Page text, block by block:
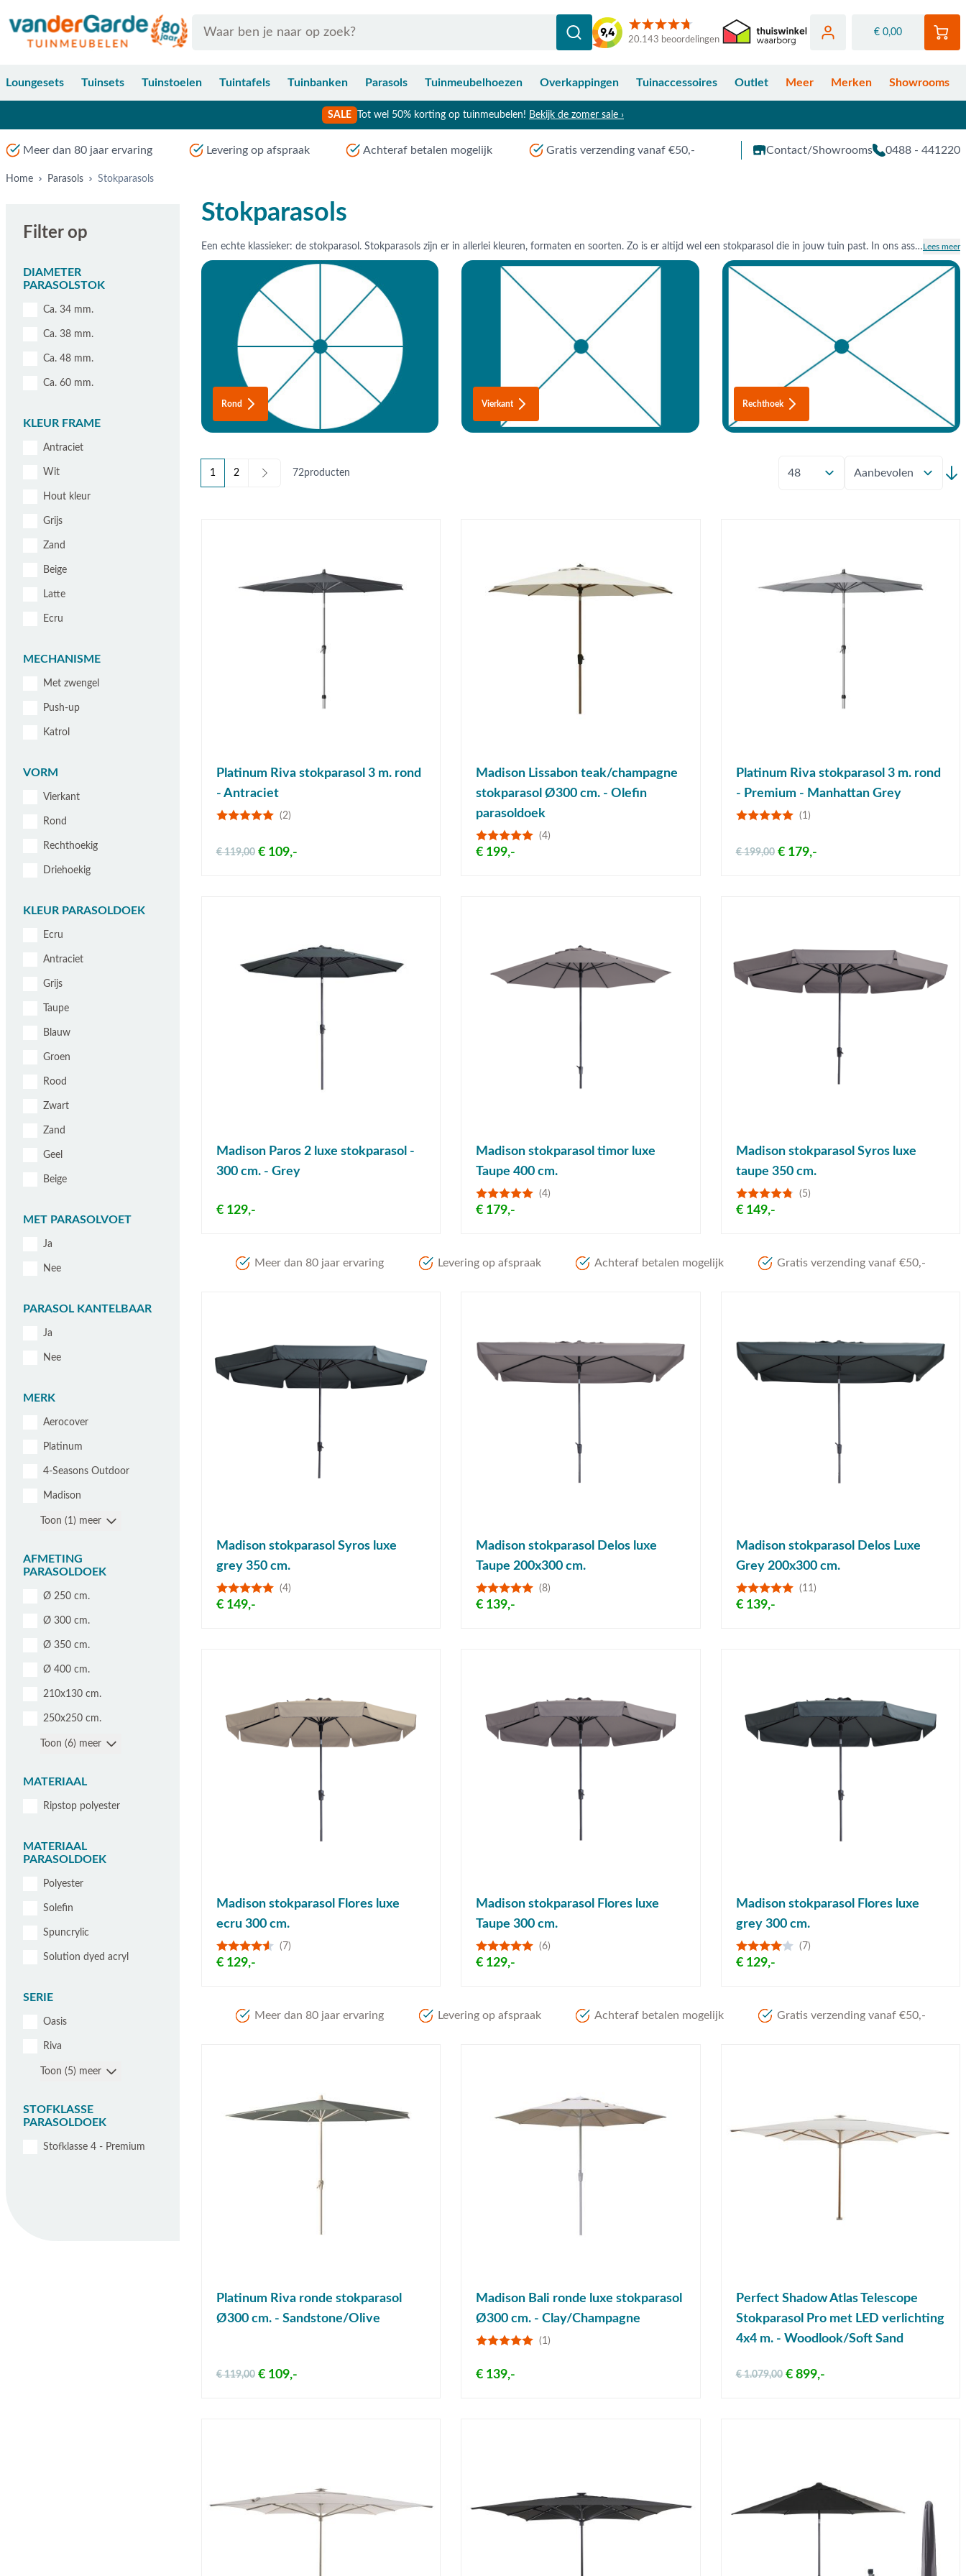
20.143 beoordelingen
€ 0,00
Loungesets Tuinsets Tuinstoelen Tuintafels Tuinbanken Parasols Tuinmeubelhoezen Overkappingen Tuinaccessoires Outlet Meer Merken Showrooms
SALE Tot wel 50% korting op tuinmeubelen! Bekijk de zomer sale ›
Meer dan 80 jaar ervaring Levering op afspraak Achteraf betalen mogelijk Gratis verzending vanaf €50,- Contact/Showrooms 0488 - 441220
Home Parasols Stokparasols
Stokparasols
Een echte klassieker: de stokparasol. Stokparasols zijn er in allerlei kleuren, formaten en soorten. Zo is er altijd wel een stokparasol die in jouw tuin past. In ons assortiment vind je diverse a merken zoals Platinum, 4 Seasons Outdoor en Madison. De outdoor textiel parasoldoeken zijn kleurvast en bieden natuurlijk een goede UV-wering. Zo geniet je jaar in, jaar uit van een heerlijk schaduwplekje in de tuin. Bestel eenvoudig online of kom langs in een van onze tuinmeubel showrooms. Laat je inspireren door meer dan 3000 m² aan tuinmeubelen en parasols of bekijk online ons ruime assortiment aan stokparasols. Welke vorm parasol wilt u?Lees meer
Rond Vierkant Rechthoek
U lees momenteel pagina
1 2 72producten
Platinum Riva stokparasol 3 m. rond
- Antraciet
(2)
€ 109,-
€ 119,00
Madison Lissabon teak/champagne
stokparasol Ø300 cm. - Olefin
parasoldoek
(4)
€ 199,-
Platinum Riva stokparasol 3 m. rond
- Premium - Manhattan Grey
(1)
€ 179,-
€ 199,00
Madison Paros 2 luxe stokparasol -
300 cm. - Grey
€ 129,-
Madison stokparasol timor luxe
Taupe 400 cm.
(4)
€ 179,-
Madison stokparasol Syros luxe
taupe 350 cm.
(5)
€ 149,-
Meer dan 80 jaar ervaring Levering op afspraak Achteraf betalen mogelijk Gratis verzending vanaf €50,-
Madison stokparasol Syros luxe
grey 350 cm.
(4)
€ 149,-
Madison stokparasol Delos luxe
Taupe 200x300 cm.
(8)
€ 139,-
Madison stokparasol Delos Luxe
Grey 200x300 cm.
(11)
€ 139,-
Madison stokparasol Flores luxe
ecru 300 cm.
(7)
€ 129,-
Madison stokparasol Flores luxe
Taupe 300 cm.
(6)
€ 129,-
Madison stokparasol Flores luxe
grey 300 cm.
(7)
€ 129,-
Meer dan 80 jaar ervaring Levering op afspraak Achteraf betalen mogelijk Gratis verzending vanaf €50,-
Platinum Riva ronde stokparasol
Ø300 cm. - Sandstone/Olive
€ 109,-
€ 119,00
Madison Bali ronde luxe stokparasol
Ø300 cm. - Clay/Champagne
(1)
€ 139,-
Perfect Shadow Atlas Telescope
Stokparasol Pro met LED verlichting
4x4 m. - Woodlook/Soft Sand
€ 899,-
€ 1.079,00
Filter op
DIAMETER
PARASOLSTOK
Ca. 34 mm.
Ca. 38 mm.
Ca. 48 mm.
Ca. 60 mm.
KLEUR FRAME
Antraciet
Wit
Hout kleur
Grijs
Zand
Beige
Latte
Ecru
MECHANISME
Met zwengel
Push-up
Katrol
VORM
Vierkant
Rond
Rechthoekig
Driehoekig
KLEUR PARASOLDOEK
Ecru
Antraciet
Grijs
Taupe
Blauw
Groen
Rood
Zwart
Zand
Geel
Beige
MET PARASOLVOET
Ja
Nee
PARASOL KANTELBAAR
Ja
Nee
MERK
Aerocover
Platinum
4-Seasons Outdoor
Madison
Toon (1) meer
AFMETING
PARASOLDOEK
Ø 250 cm.
Ø 300 cm.
Ø 350 cm.
Ø 400 cm.
210x130 cm.
250x250 cm.
Toon (6) meer
MATERIAAL
Ripstop polyester
MATERIAAL
PARASOLDOEK
Polyester
Solefin
Spuncrylic
Solution dyed acryl
SERIE
Oasis
Riva
Toon (5) meer
STOFKLASSE
PARASOLDOEK
Stofklasse 4 - Premium